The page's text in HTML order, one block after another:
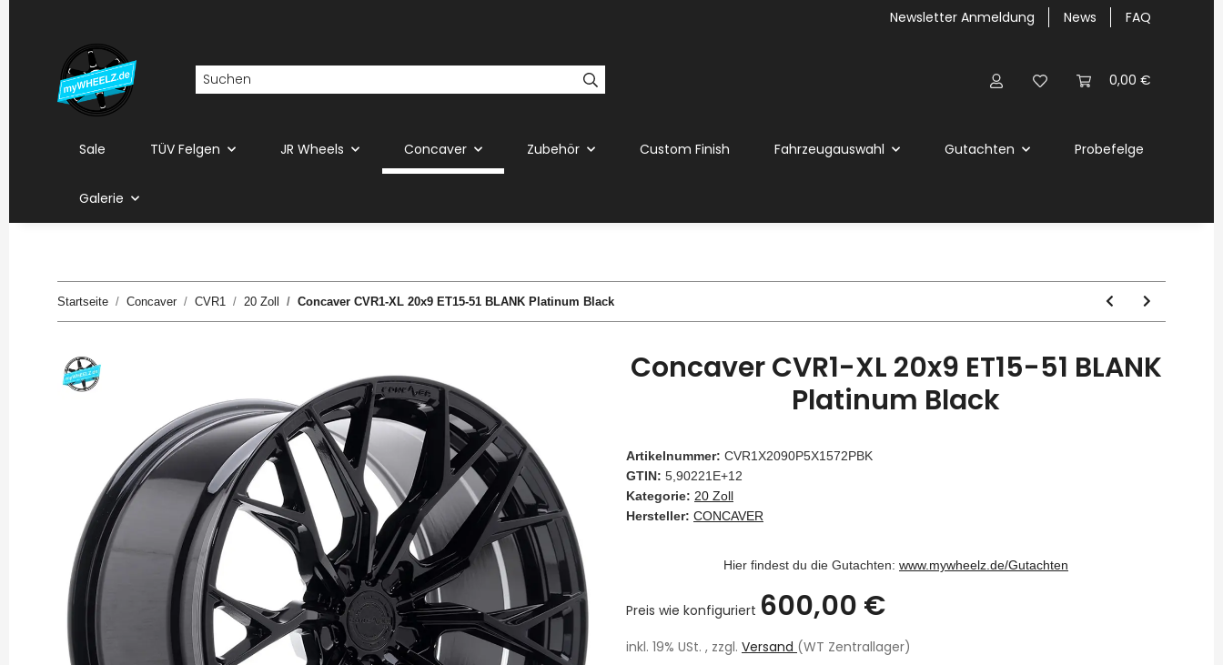
Newsletter Anmeldung News FAQ
0,00 €
Sale TÜV Felgen JR Wheels Concaver Zubehör Custom Finish Fahrzeugauswahl Gutachten Probefelge
Galerie
Startseite Concaver CVR1 20 Zoll Concaver CVR1-XL 20x9 ET15-51 BLANK Platinum Black
Concaver CVR1-XL 20x9 ET15-51 BLANK
Platinum Black
Artikelnummer: CVR1X2090P5X1572PBK
GTIN: 5,90221E+12
Kategorie: 20 Zoll
Hersteller: CONCAVER
Hier findest du die Gutachten: www.mywheelz.de/Gutachten
Preis wie konfiguriert 600,00 €
inkl. 19% USt. , zzgl. Versand (WT Zentrallager)